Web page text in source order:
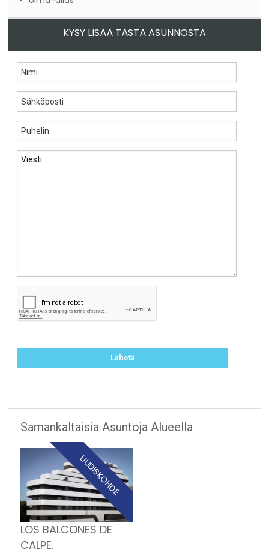
KYSY LISÄÄ TÄSTÄ ASUNNOSTA
Samankaltaisia Asuntoja Alueella
UUDISKOHDE
LOS BALCONES DE
CALPE.